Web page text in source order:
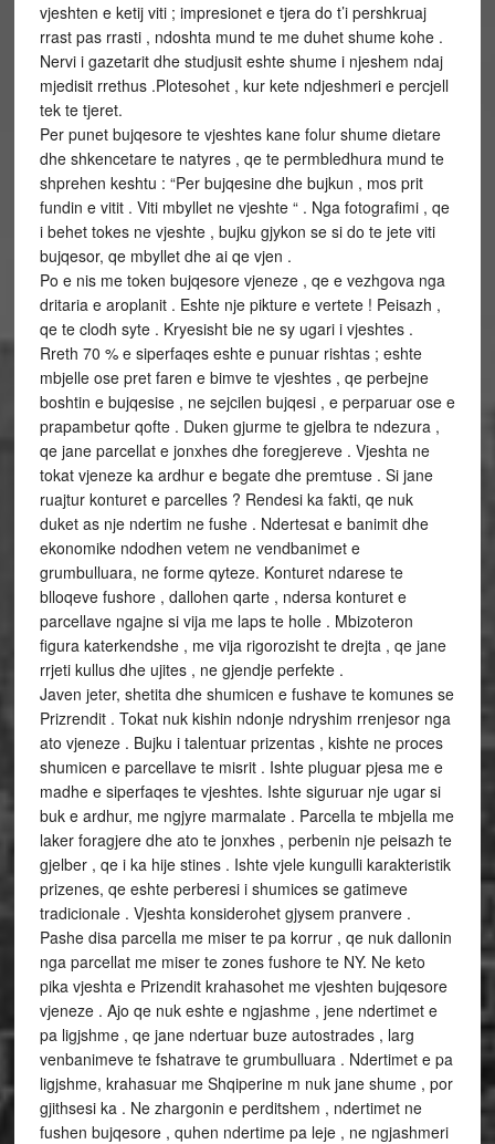
vjeshten e ketij viti ; impresionet e tjera do t’i pershkruaj
rrast pas rrasti , ndoshta mund te me duhet shume kohe .
Nervi i gazetarit dhe studjusit eshte shume i njeshem ndaj
mjedisit rrethus .Plotesohet , kur kete ndjeshmeri e percjell
tek te tjeret.
Per punet bujqesore te vjeshtes kane folur shume dietare
dhe shkencetare te natyres , qe te permbledhura mund te
shprehen keshtu : “Per bujqesine dhe bujkun , mos prit
fundin e vitit . Viti mbyllet ne vjeshte “ . Nga fotografimi , qe
i behet tokes ne vjeshte , bujku gjykon se si do te jete viti
bujqesor, qe mbyllet dhe ai qe vjen .
Po e nis me token bujqesore vjeneze , qe e vezhgova nga
dritaria e aroplanit . Eshte nje pikture e vertete ! Peisazh ,
qe te clodh syte . Kryesisht bie ne sy ugari i vjeshtes .
Rreth 70 % e siperfaqes eshte e punuar rishtas ; eshte
mbjelle ose pret faren e bimve te vjeshtes , qe perbejne
boshtin e bujqesise , ne sejcilen bujqesi , e perparuar ose e
prapambetur qofte . Duken gjurme te gjelbra te ndezura ,
qe jane parcellat e jonxhes dhe foregjereve . Vjeshta ne
tokat vjeneze ka ardhur e begate dhe premtuse . Si jane
ruajtur konturet e parcelles ? Rendesi ka fakti, qe nuk
duket as nje ndertim ne fushe . Ndertesat e banimit dhe
ekonomike ndodhen vetem ne vendbanimet e
grumbulluara, ne forme qyteze. Konturet ndarese te
blloqeve fushore , dallohen qarte , ndersa konturet e
parcellave ngajne si vija me laps te holle . Mbizoteron
figura katerkendshe , me vija rigorozisht te drejta , qe jane
rrjeti kullus dhe ujites , ne gjendje perfekte .
Javen jeter, shetita dhe shumicen e fushave te komunes se
Prizrendit . Tokat nuk kishin ndonje ndryshim rrenjesor nga
ato vjeneze . Bujku i talentuar prizentas , kishte ne proces
shumicen e parcellave te misrit . Ishte pluguar pjesa me e
madhe e siperfaqes te vjeshtes. Ishte siguruar nje ugar si
buk e ardhur, me ngjyre marmalate . Parcella te mbjella me
laker foragjere dhe ato te jonxhes , perbenin nje peisazh te
gjelber , qe i ka hije stines . Ishte vjele kungulli karakteristik
prizenes, qe eshte perberesi i shumices se gatimeve
tradicionale . Vjeshta konsiderohet gjysem pranvere .
Pashe disa parcella me miser te pa korrur , qe nuk dallonin
nga parcellat me miser te zones fushore te NY. Ne keto
pika vjeshta e Prizendit krahasohet me vjeshten bujqesore
vjeneze . Ajo qe nuk eshte e ngjashme , jene ndertimet e
pa ligjshme , qe jane ndertuar buze autostrades , larg
venbanimeve te fshatrave te grumbulluara . Ndertimet e pa
ligjshme, krahasuar me Shqiperine m nuk jane shume , por
gjithsesi ka . Ne zhargonin e perditshem , ndertimet ne
fushen bujqesore , quhen ndertime pa leje , ne ngjashmeri